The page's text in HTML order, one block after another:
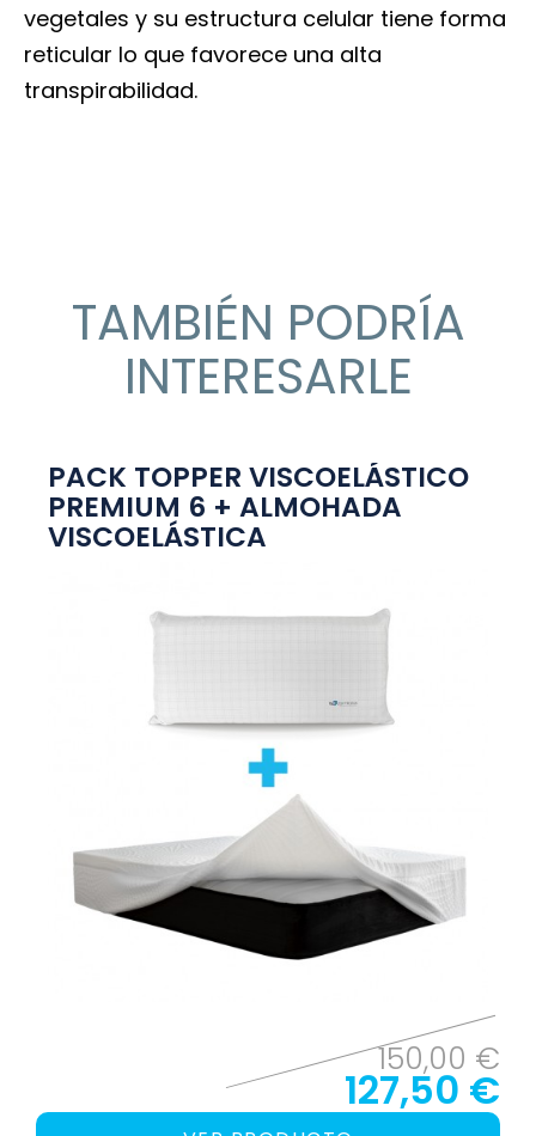
vegetales y su estructura celular tiene forma
reticular lo que favorece una alta
transpirabilidad.
TAMBIÉN PODRÍA
INTERESARLE
PACK TOPPER VISCOELÁSTICO
PREMIUM 6 + ALMOHADA
VISCOELÁSTICA
150,00 €
127,50 €